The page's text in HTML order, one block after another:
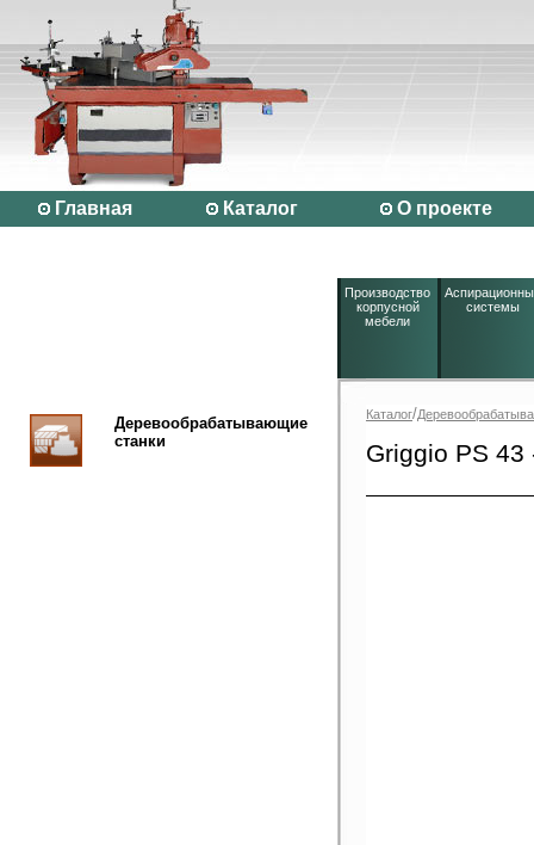
Главная Каталог О проекте
Производство
корпусной
мебели
системы
Деревообрабатывающие
станки
Каталог/
Griggio PS 43